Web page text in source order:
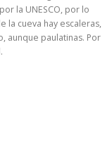
la UNESCO, por lo
la cueva hay escaleras,
aunque paulatinas. Por